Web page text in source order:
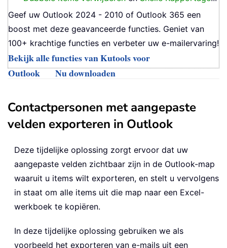
Geef uw Outlook 2024 - 2010 of Outlook 365 een
boost met deze geavanceerde functies. Geniet van
100+ krachtige functies en verbeter uw e-mailervaring!
Bekijk alle functies van Kutools voor
Outlook
Nu downloaden
Contactpersonen met aangepaste
velden exporteren in Outlook
Deze tijdelijke oplossing zorgt ervoor dat uw
aangepaste velden zichtbaar zijn in de Outlook-map
waaruit u items wilt exporteren, en stelt u vervolgens
in staat om alle items uit die map naar een Excel-
werkboek te kopiëren.
In deze tijdelijke oplossing gebruiken we als
voorbeeld het exporteren van e-mails uit een